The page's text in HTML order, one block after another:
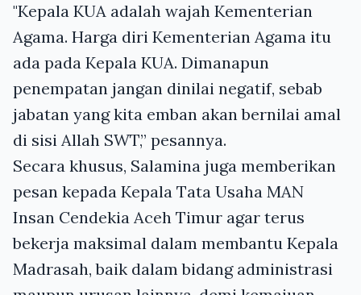
"Kepala KUA adalah wajah Kementerian
Agama. Harga diri Kementerian Agama itu
ada pada Kepala KUA. Dimanapun
penempatan jangan dinilai negatif, sebab
jabatan yang kita emban akan bernilai amal
di sisi Allah SWT,” pesannya.
Secara khusus, Salamina juga memberikan
pesan kepada Kepala Tata Usaha MAN
Insan Cendekia Aceh Timur agar terus
bekerja maksimal dalam membantu Kepala
Madrasah, baik dalam bidang administrasi